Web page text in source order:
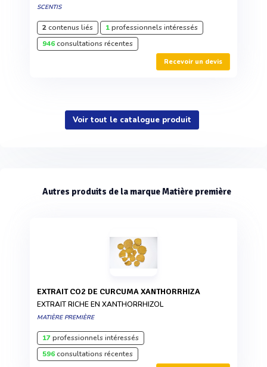
SCENTIS
2contenus liés 1professionnels intéressés
946consultations récentes
Recevoir un devis
Voir tout le catalogue produit
Autres produits de la marque Matière première
EXTRAIT CO2 DE CURCUMA XANTHORRHIZA
EXTRAIT RICHE EN XANTHORRHIZOL
MATIÈRE PREMIÈRE
17professionnels intéressés
596consultations récentes